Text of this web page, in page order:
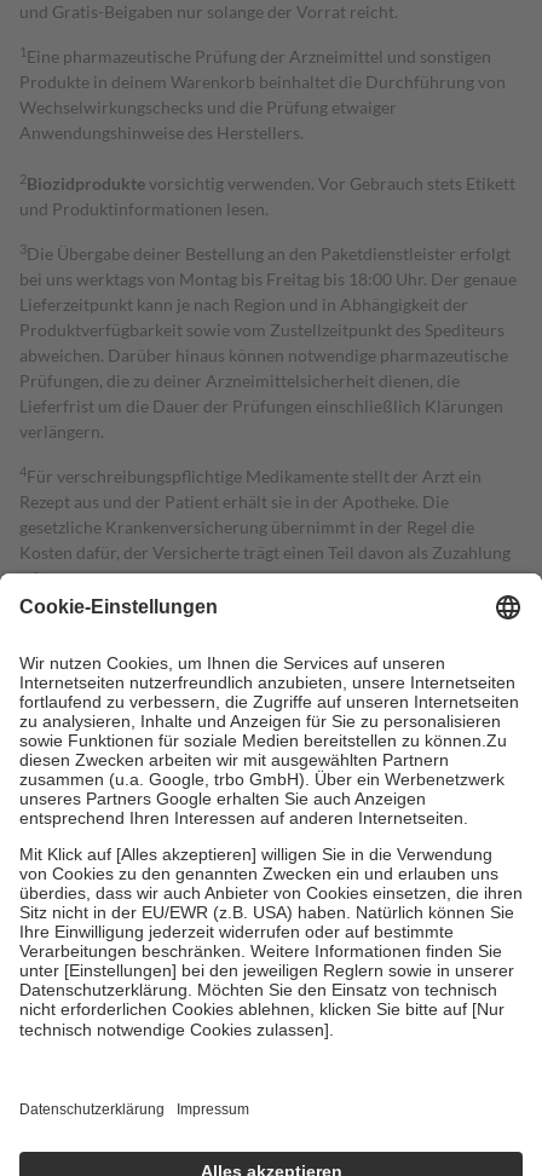
und Gratis-Beigaben nur solange der Vorrat reicht.
1 Eine pharmazeutische Prüfung der Arzneimittel und sonstigen
Produkte in deinem Warenkorb beinhaltet die Durchführung von
Wechselwirkungschecks und die Prüfung etwaiger
Anwendungshinweise des Herstellers.
2Biozidproduktevorsichtig verwenden. Vor Gebrauch stets Etikett
und Produktinformationen lesen.
3Die Übergabe deiner Bestellung an den Paketdienstleister erfolgt
bei uns werktags von Montag bis Freitag bis 18:00 Uhr. Der genaue
Lieferzeitpunkt kann je nach Region und in Abhängigkeit der
Produktverfügbarkeit sowie vom Zustellzeitpunkt des Spediteurs
abweichen. Darüber hinaus können notwendige pharmazeutische
Prüfungen, die zu deiner Arzneimittelsicherheit dienen, die
Lieferfrist um die Dauer der Prüfungen einschließlich Klärungen
verlängern.
4Für verschreibungspflichtige Medikamente stellt der Arzt ein
Rezept aus und der Patient erhält sie in der Apotheke. Die
gesetzliche Krankenversicherung übernimmt in der Regel die
Kosten dafür, der Versicherte trägt einen Teil davon als Zuzahlung
mit.
Grundsätzlich leisten Mitglieder Zuzahlungen in Höhe von zehn
höchstens zehn Euro.
Es sind jedoch nie mehr als die tatsächlichen
Kosten der Leistung zu entrichten.
Diese Regeln gelten grundsätzlich auch für Online-Apotheken.
Bei Heilmitteln und häuslicher Krankenpflege beträgt die
Zuzahlung zehn Prozent der Kosten sowie zehn Euro je
Verordnung.
Um das Engagement der Versicherten für ihre eigene Gesundheit zu
stärken und die besondere Stellung der Familie zu unterstützen,
fallenkeine Zuzahlungenan bei:
• Kindern und Jugendlichen bis zum vollendeten 18. Lebensjahr
mit Ausnahme der Fahrkosten
• Untersuchungen zur Vorsorge und Früherkennung, die von der
GKV getragen werden
• empfohlenen Schutzimpfungen
• Harn- und Blutteststreifen
getroffen, um sicherzustellen, dass es sich um echte Bewertungen
https://help.etrusted.com/hc/de/articles/4419944605341